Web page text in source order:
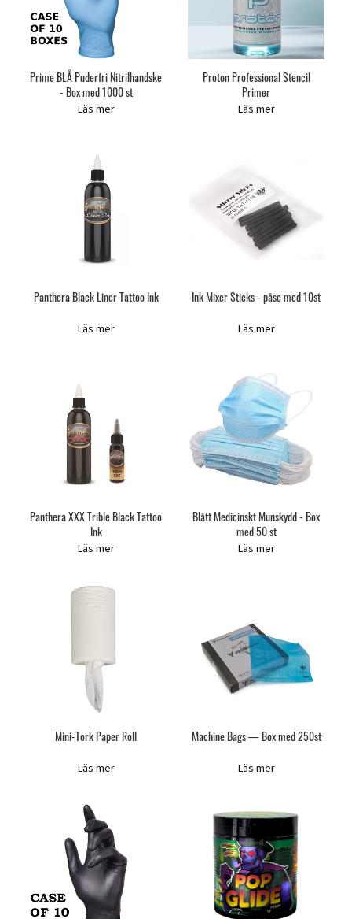
Prime BLÅ Puderfri Nitrilhandske
- Box med 1000 st
Läs mer
Proton Professional Stencil
Primer
Läs mer
Panthera Black Liner Tattoo Ink
Läs mer
Ink Mixer Sticks - påse med 10st
Läs mer
Panthera XXX Trible Black Tattoo
Ink
Läs mer
Blått Medicinskt Munskydd - Box
med 50 st
Läs mer
Mini-Tork Paper Roll
Läs mer
Machine Bags — Box med 250st
Läs mer